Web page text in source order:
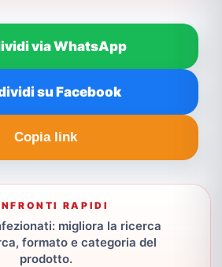
via WhatsApp
su Facebook
Copia link
RAPIDI
migliora la ricerca
formato e categoria del
prodotto.